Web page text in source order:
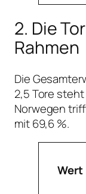
2. Die
Rahmen
Die
2,5 Tore steht
Norwegen
mit 69,6 %.
Wert